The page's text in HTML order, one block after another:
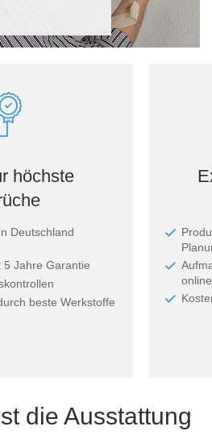
höchste
Deutschland
Jahre Garantie
beste Werkstoffe
die Ausstattung